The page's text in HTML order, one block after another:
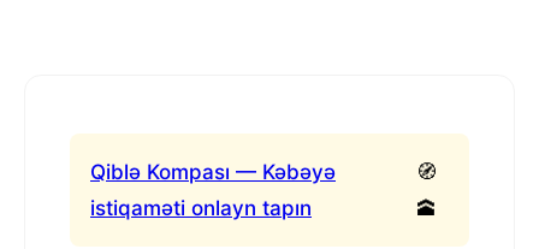
Qiblə Kompası — Kəbəyə
istiqaməti onlayn tapın
🧭
🕋